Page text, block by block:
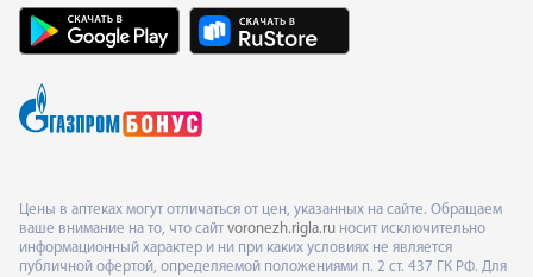
Цены в аптеках могут отличаться от цен, указанных на сайте. Обращаем
ваше внимание на то, что сайт voronezh.rigla.ru носит исключительно
информационный характер и ни при каких условиях не является
публичной офертой, определяемой положениями п. 2 ст. 437 ГК РФ. Для